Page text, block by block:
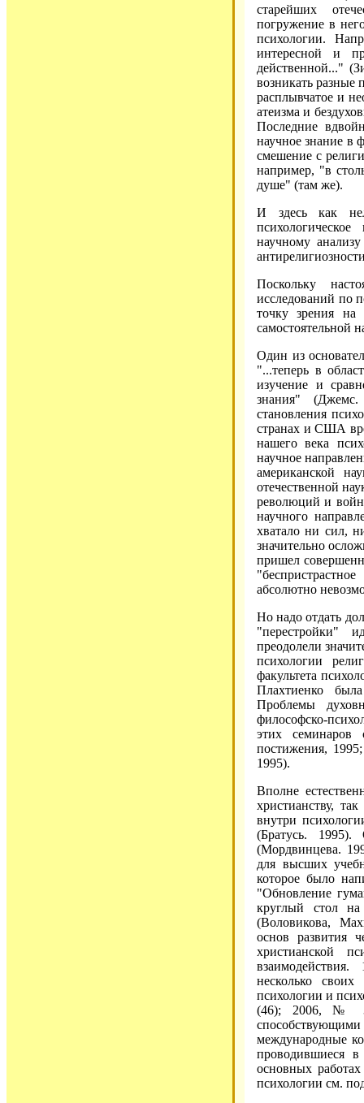
старейших
погружение в
психологии.
интересной и
действенной..."
возникать разные
расплывчатое и
атеизма и
Последние
научное знание в
смешение с
например, "в
душе" (там же).
И здесь как
научному
Поскольку
исследований по
точку зрения на
самостоятельной
Один из
"...теперь в
изучение и
знания"
становления
странах и США
нашего века
научное
американской
отечественной
революций и войн
научного
хватало ни сил,
значительно
пришел
абсолютно
Но надо отдать
"перестройки"
преодолели
психологии
факультета
Плахтиенко
Проблемы
философско-
этих семинаров
постижения,
1995).
Вполне
христианству,
внутри
(Братусь.
(Мордвинцева.
для высших
которое было
"Обновление
круглый стол
(Воловикова,
основ развития
христианской
несколько
психологии и
(46); 2006, № 3
международные
проводившиеся
основных
психологии см.